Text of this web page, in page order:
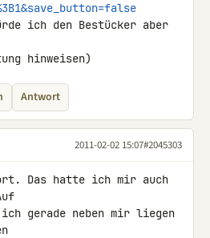
ich den Bestücker aber
hinweisen)
Antwort
2011-02-02 15:07#2045303
Das hatte ich mir auch
gerade neben mir liegen